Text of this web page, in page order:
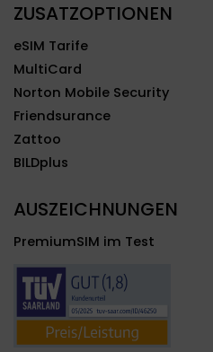
ZUSATZOPTIONEN
eSIM Tarife
MultiCard
Norton Mobile Security
Friendsurance
Zattoo
BILDplus
AUSZEICHNUNGEN
PremiumSIM im Test